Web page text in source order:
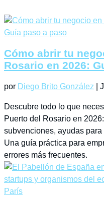
Cómo abrir tu
Rosario en 2026:
por Diego Brito González
Descubre todo lo que
Puerto del Rosario en
subvenciones, ayudas
Una guía práctica para
errores más frecuentes.